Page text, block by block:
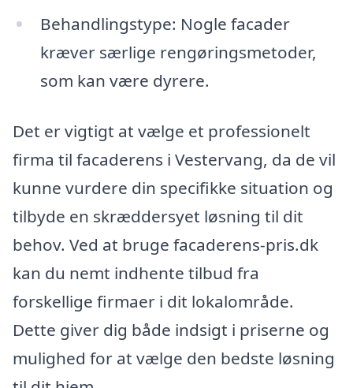
Behandlingstype: Nogle facader
kræver særlige rengøringsmetoder,
som kan være dyrere.
Det er vigtigt at vælge et professionelt
firma til facaderens i Vestervang, da de vil
kunne vurdere din specifikke situation og
tilbyde en skræddersyet løsning til dit
behov. Ved at bruge facaderens-pris.dk
kan du nemt indhente tilbud fra
forskellige firmaer i dit lokalområde.
Dette giver dig både indsigt i priserne og
mulighed for at vælge den bedste løsning